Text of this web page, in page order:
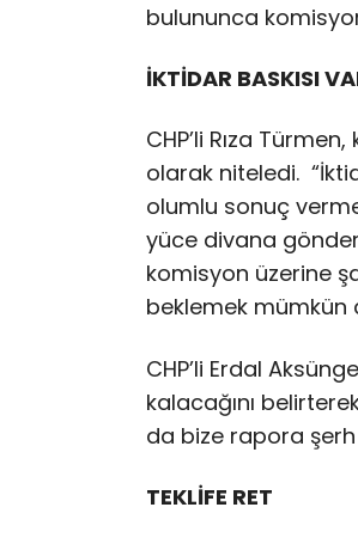
bulununca
İKTİDAR BASKISI
CHP’li Rıza
olarak niteledi.
olumlu sonuç
yüce divana
komisyon üzerine
beklemek mümkün
CHP’li Erdal
kalacağını
da bize rapora şerh
TEKLİFE RET